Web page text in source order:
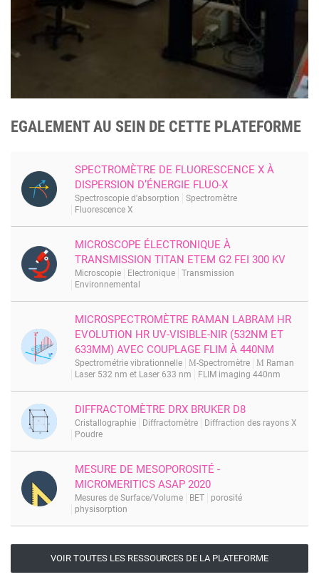
EGALEMENT AU SEIN DE CETTE PLATEFORME
SPECTROMÈTRE DE FLUORESCENCE X À
DISPERSION D’ÉNERGIE FLUO-X
Spectroscopie d'absorption
Spectromètre
Fluorescence X
MICROSCOPE ÉLECTRONIQUE À
TRANSMISSION TITAN ETEM G2 FEI 300 KV
Microscopie Electronique
Transmission
Environnemental
MICROSPECTROMÈTRE RAMAN LABRAM HR
EVOLUTION HR UV-VISIBLE-NIR (532NM ET
633MM) AVEC COUPLAGE FLIM À 440NM
Spectrométrie vibrationnelle Μ-Spectromètre
Μ Raman
Laser 532 nm et Laser 633 nm
FLIM imaging 440nm
DIFFRACTOMÈTRE DRX BRUKER D8
Cristallographie Diffractomètre
Diffraction des rayons X
Poudre
MESURE DE MESOPOROSITÉ -
MICROMERITICS ASAP 2020
Mesures de Surface/Volume BET
porosité
physisorption
VOIR TOUTES LES RESSOURCES DE LA PLATEFORME